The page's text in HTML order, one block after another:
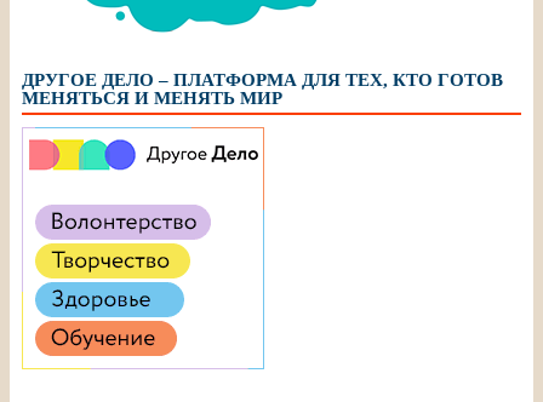
ДРУГОЕ ДЕЛО – ПЛАТФОРМА ДЛЯ ТЕХ, КТО ГОТОВ
МЕНЯТЬСЯ И МЕНЯТЬ МИР